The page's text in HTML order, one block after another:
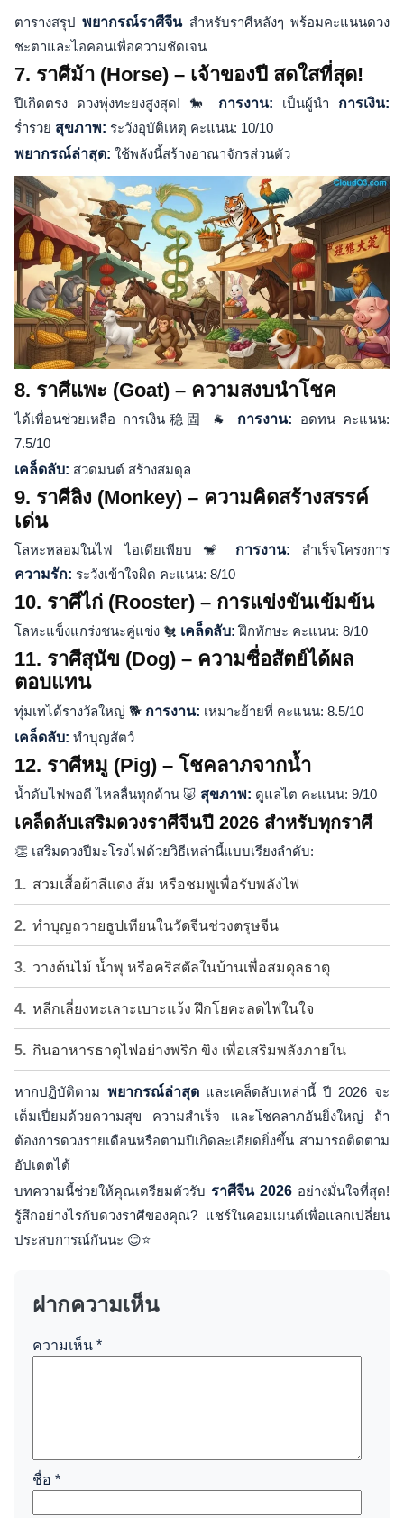
ตารางสรุปพยากรณ์ราศีจีนสำหรับราศีหลังๆ พร้อมคะแนนดวง
ชะตาและไอคอนเพื่อความชัดเจน
7. ราศีม้า (Horse) – เจ้าของปี สดใสที่สุด!
ปีเกิดตรง ดวงพุ่งทะยงสูงสุด! 🐎 การงาน: เป็นผู้นำ การเงิน:
ร่ำรวย สุขภาพ: ระวังอุบัติเหตุ คะแนน: 10/10
พยากรณ์ล่าสุด: ใช้พลังนี้สร้างอาณาจักรส่วนตัว
8. ราศีแพะ (Goat) – ความสงบนำโชค
ได้เพื่อนช่วยเหลือ การเงิน稳固 🐐 การงาน: อดทน คะแนน:
7.5/10
เคล็ดลับ: สวดมนต์ สร้างสมดุล
9. ราศีลิง (Monkey) – ความคิดสร้างสรรค์
เด่น
โลหะหลอมในไฟ ไอเดียเพียบ 🐒 การงาน: สำเร็จโครงการ
ความรัก: ระวังเข้าใจผิด คะแนน: 8/10
10. ราศีไก่ (Rooster) – การแข่งขันเข้มข้น
โลหะแข็งแกร่งชนะคู่แข่ง 🐔 เคล็ดลับ: ฝึกทักษะ คะแนน: 8/10
11. ราศีสุนัข (Dog) – ความซื่อสัตย์ได้ผล
ตอบแทน
ทุ่มเทได้รางวัลใหญ่ 🐕 การงาน: เหมาะย้ายที่ คะแนน: 8.5/10
เคล็ดลับ: ทำบุญสัตว์
12. ราศีหมู (Pig) – โชคลาภจากน้ำ
น้ำดับไฟพอดี ไหลลื่นทุกด้าน 🐷 สุขภาพ: ดูแลไต คะแนน: 9/10
เคล็ดลับเสริมดวงราศีจีนปี 2026 สำหรับทุกราศี
👏 เสริมดวงปีมะโรงไฟด้วยวิธีเหล่านี้แบบเรียงลำดับ:
สวมเสื้อผ้าสีแดง ส้ม หรือชมพูเพื่อรับพลังไฟ
ทำบุญถวายธูปเทียนในวัดจีนช่วงตรุษจีน
วางต้นไม้ น้ำพุ หรือคริสตัลในบ้านเพื่อสมดุลธาตุ
หลีกเลี่ยงทะเลาะเบาะแว้ง ฝึกโยคะลดไฟในใจ
กินอาหารธาตุไฟอย่างพริก ขิง เพื่อเสริมพลังภายใน
หากปฏิบัติตาม พยากรณ์ล่าสุดและเคล็ดลับเหล่านี้ ปี 2026 จะ
เต็มเปี่ยมด้วยความสุข ความสำเร็จ และโชคลาภอันยิ่งใหญ่ ถ้า
ต้องการดวงรายเดือนหรือตามปีเกิดละเอียดยิ่งขึ้น สามารถติดตาม
อัปเดตได้
บทความนี้ช่วยให้คุณเตรียมตัวรับ ราศีจีน 2026 อย่างมั่นใจที่สุด!
รู้สึกอย่างไรกับดวงราศีของคุณ? แชร์ในคอมเมนต์เพื่อแลกเปลี่ยน
ประสบการณ์กันนะ 😊⭐
ฝากความเห็น
ความเห็น *
ชื่อ *